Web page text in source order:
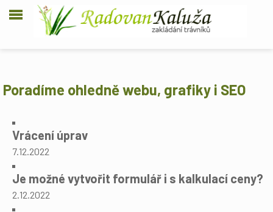
Poradíme ohledně webu, grafiky i SEO
Vrácení úprav
7.12.2022
Je možné vytvořit formulář i s kalkulací ceny?
2.12.2022